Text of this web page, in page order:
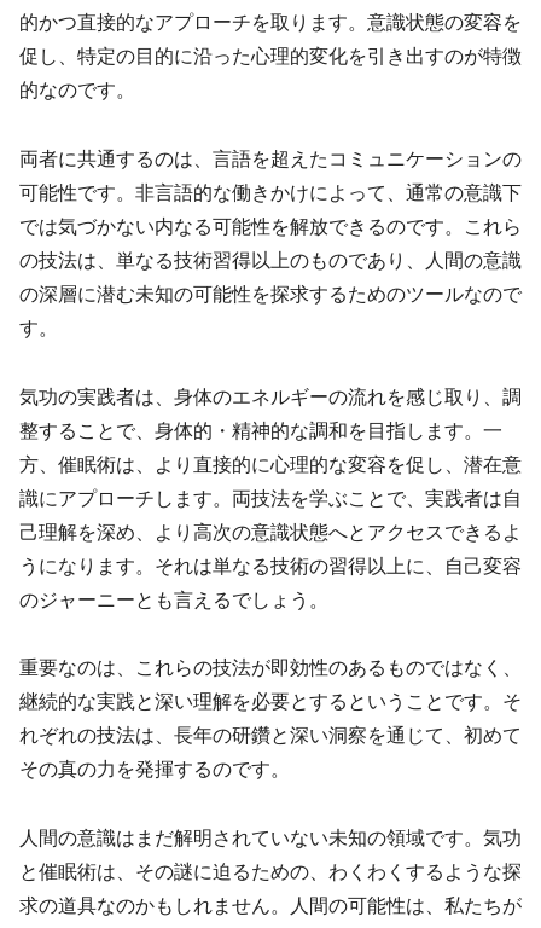
的かつ直接的なアプローチを取ります。意識状態の変容を
促し、特定の目的に沿った心理的変化を引き出すのが特徴
的なのです。
両者に共通するのは、言語を超えたコミュニケーションの
可能性です。非言語的な働きかけによって、通常の意識下
では気づかない内なる可能性を解放できるのです。これら
の技法は、単なる技術習得以上のものであり、人間の意識
の深層に潜む未知の可能性を探求するためのツールなので
す。
気功の実践者は、身体のエネルギーの流れを感じ取り、調
整することで、身体的・精神的な調和を目指します。一
方、催眠術は、より直接的に心理的な変容を促し、潜在意
識にアプローチします。両技法を学ぶことで、実践者は自
己理解を深め、より高次の意識状態へとアクセスできるよ
うになります。それは単なる技術の習得以上に、自己変容
のジャーニーとも言えるでしょう。
重要なのは、これらの技法が即効性のあるものではなく、
継続的な実践と深い理解を必要とするということです。そ
れぞれの技法は、長年の研鑽と深い洞察を通じて、初めて
その真の力を発揮するのです。
人間の意識はまだ解明されていない未知の領域です。気功
と催眠術は、その謎に迫るための、わくわくするような探
求の道具なのかもしれません。人間の可能性は、私たちが